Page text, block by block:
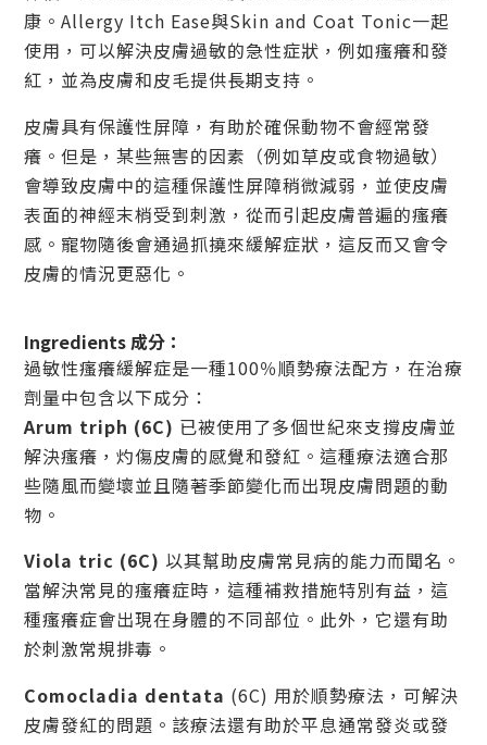
康。Allergy Itch Ease與Skin and Coat Tonic一起
使用，可以解決皮膚過敏的急性症狀，例如瘙癢和發
紅，並為皮膚和皮毛提供長期支持。
皮膚具有保護性屏障，有助於確保動物不會經常發
癢。但是，某些無害的因素（例如草皮或食物過敏）
會導致皮膚中的這種保護性屏障稍微減弱，並使皮膚
表面的神經末梢受到刺激，從而引起皮膚普遍的瘙癢
感。寵物隨後會通過抓撓來緩解症狀，這反而又會令
皮膚的情況更惡化。
Ingredients 成分：
過敏性瘙癢緩解症是一種100％順勢療法配方，在治療
劑量中包含以下成分：
Arum triph (6C) 已被使用了多個世紀來支撐皮膚並
解決瘙癢，灼傷皮膚的感覺和發紅。這種療法適合那
些隨風而變壞並且隨著季節變化而出現皮膚問題的動
物。
Viola tric (6C) 以其幫助皮膚常見病的能力而聞名。
當解決常見的瘙癢症時，這種補救措施特別有益，這
種瘙癢症會出現在身體的不同部位。此外，它還有助
於刺激常規排毒。
Comocladia dentata (6C) 用於順勢療法，可解決
皮膚發紅的問題。該療法還有助於平息通常發炎或發